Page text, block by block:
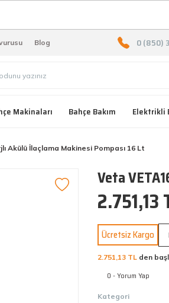
Blog 0 (850)
Makinaları Bahçe Bakım Elektrikli
Akülü İlaçlama Makinesi Pompası 16 Lt
Veta
2.751,13
Ücretsiz Kargo
2.751,13 TL den
0 - Yorum Yap
Kategori